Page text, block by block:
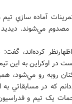
آماده سازي تيم
مصدوم مي‌شوند.
کرده‌اند،
در اوکراين به اين
روبه رو مي‌شود،
که در مسابقاتي
يک تيم و